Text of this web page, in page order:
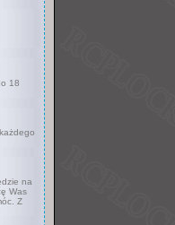
18
na
Was
Z